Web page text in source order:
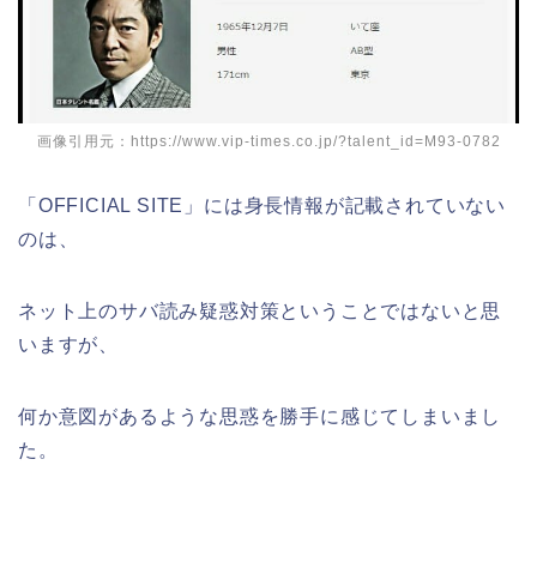
画像引用元：https://www.vip-times.co.jp/?talent_id=M93-0782
「OFFICIAL SITE」には身長情報が記載されていない
のは、
ネット上のサバ読み疑惑対策ということではないと思
いますが、
何か意図があるような思惑を勝手に感じてしまいまし
た。